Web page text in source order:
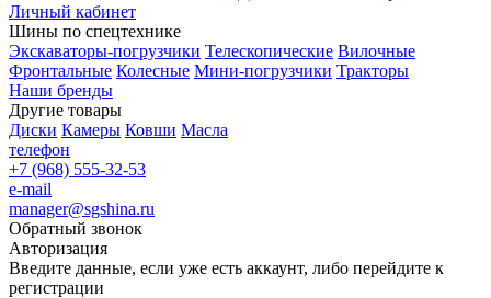
Личный кабинет
Шины по спецтехнике
Экскаваторы-погрузчики Телескопические Вилочные
Фронтальные Колесные Мини-погрузчики Тракторы
Наши бренды
Другие товары
Диски Камеры Ковши Масла
телефон
+7 (968) 555-32-53
e-mail
manager@sgshina.ru
Обратный звонок
Авторизация
Введите данные, если уже есть аккаунт, либо перейдите к
регистрации